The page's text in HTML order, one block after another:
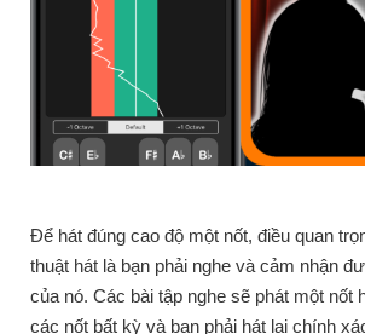
Để hát đúng cao độ một nốt, điều quan
thuật hát là bạn phải nghe và cảm nhận
của nó. Các bài tập nghe sẽ phát một nốt
các nốt bất kỳ và bạn phải hát lại chính